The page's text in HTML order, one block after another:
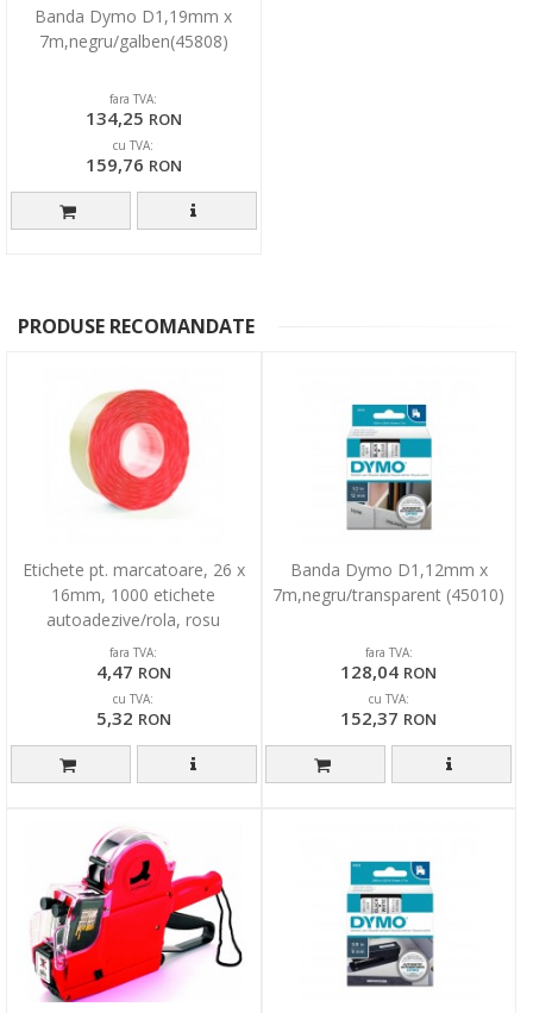
Banda Dymo D1,19mm x
7m,negru/galben(45808)
fara TVA:
134,25 RON
cu TVA:
159,76 RON
PRODUSE RECOMANDATE
Etichete pt. marcatoare, 26 x
16mm, 1000 etichete
autoadezive/rola, rosu
fluorescent, PRIX
fara TVA:
4,47 RON
cu TVA:
5,32 RON
Banda Dymo D1,12mm x
7m,negru/transparent (45010)
fara TVA:
128,04 RON
cu TVA:
152,37 RON